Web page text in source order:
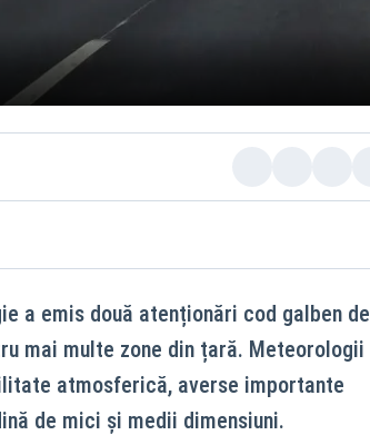
a emis două atenționări cod galben de
mai multe zone din țară. Meteorologii
atmosferică, averse importante
de mici și medii dimensiuni.